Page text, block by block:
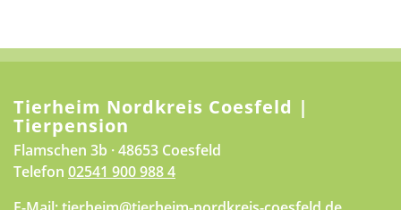
Tierheim Nordkreis Coesfeld |
Tierpension
Flamschen 3b · 48653 Coesfeld
Telefon 02541 900 988 4